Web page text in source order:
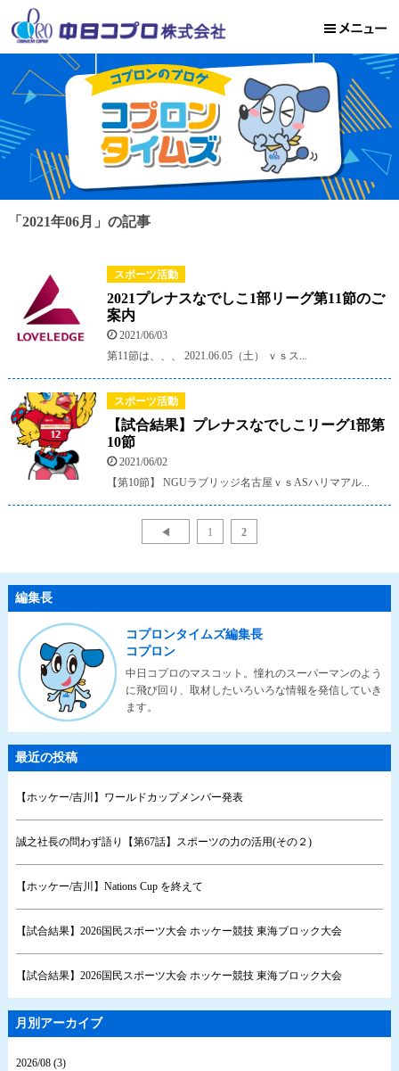
「2021年06月」の記事
スポーツ活動
2021プレナスなでしこ1部リーグ第11節のご
案内
2021/06/03
第11節は、、、 2021.06.05（土） ｖｓス...
スポーツ活動
【試合結果】プレナスなでしこリーグ1部第
10節
2021/06/02
【第10節】 NGUラブリッジ名古屋ｖｓASハリマアル...
◀ 1 2
編集長
コプロンタイムズ編集長
コプロン
中日コプロのマスコット。憧れのスーパーマンのよう
に飛び回り、取材したいろいろな情報を発信していき
ます。
最近の投稿
【ホッケー/吉川】ワールドカップメンバー発表
誠之社長の問わず語り【第67話】スポーツの力の活用(その２)
【ホッケー/吉川】Nations Cup を終えて
【試合結果】2026国民スポーツ大会 ホッケー競技 東海ブロック大会
【試合結果】2026国民スポーツ大会 ホッケー競技 東海ブロック大会
月別アーカイブ
2026/08 (3)